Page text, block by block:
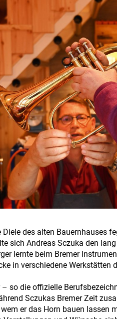
des alten Bauernhauses
sich Andreas Sczuka den
lernte beim Bremer
in verschiedene Werkstätten
so die offizielle
Sczukas Bremer Zeit
er das Horn bauen lassen